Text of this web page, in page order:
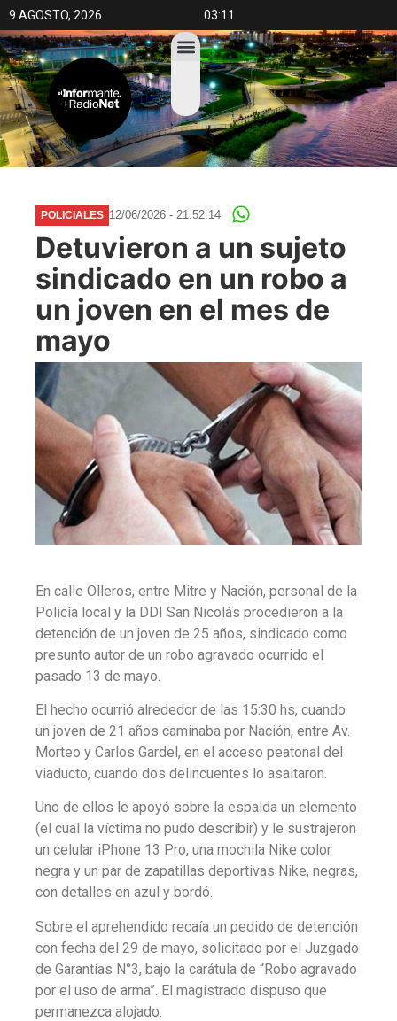
9 AGOSTO, 2026 03:11
POLICIALES 12/06/2026 - 21:52:14
Detuvieron a un sujeto
sindicado en un robo a
un joven en el mes de
mayo
En calle Olleros, entre Mitre y Nación, personal de la
Policía local y la DDI San Nicolás procedieron a la
detención de un joven de 25 años, sindicado como
presunto autor de un robo agravado ocurrido el
pasado 13 de mayo.
El hecho ocurrió alrededor de las 15:30 hs, cuando
un joven de 21 años caminaba por Nación, entre Av.
Morteo y Carlos Gardel, en el acceso peatonal del
viaducto, cuando dos delincuentes lo asaltaron.
Uno de ellos le apoyó sobre la espalda un elemento
(el cual la víctima no pudo describir) y le sustrajeron
un celular iPhone 13 Pro, una mochila Nike color
negra y un par de zapatillas deportivas Nike, negras,
con detalles en azul y bordó.
Sobre el aprehendido recaía un pedido de detención
con fecha del 29 de mayo, solicitado por el Juzgado
de Garantías N°3, bajo la carátula de “Robo agravado
por el uso de arma”. El magistrado dispuso que
permanezca alojado.